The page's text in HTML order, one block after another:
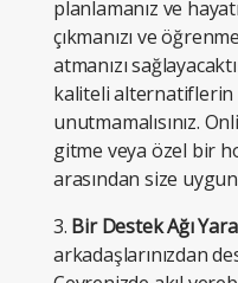
planlamanız ve
çıkmanızı ve
atmanızı
kaliteli alternatiflerin
unutmamalısınız.
gitme veya özel bir
arasından size
3. Bir Destek Ağı
arkadaşlarınızdan